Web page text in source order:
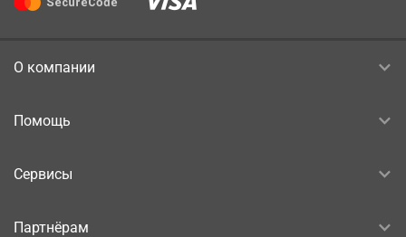
О компании
Помощь
Сервисы
Партнёрам